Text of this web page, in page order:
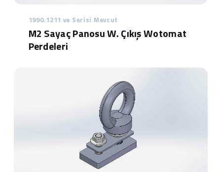
1990.1211 ve Serisi Mevcut
M2 Sayaç Panosu W. Çıkış Wotomat
Perdeleri